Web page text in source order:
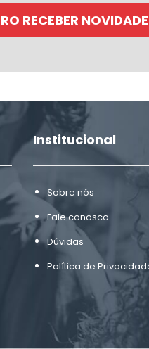
Institucional
Sobre nós
Fale conosco
Dúvidas
Política de